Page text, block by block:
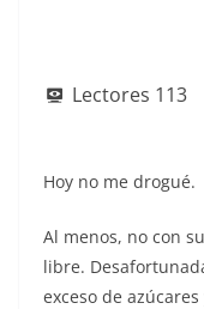
e
o
k
s
p
p
Lectores 113
Hoy no me drogué.
Al menos, no con
libre.
exceso de